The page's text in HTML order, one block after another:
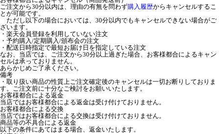
ご注文から30分以内は、理由の有無を問わず購入履歴からキャンセルするこ
とが可能です。
ただし以下の場合においては、30分以内でもキャンセルできない場合がご
ざいます。
・楽天会員登録を利用していない注文
・予約購入/定期購入/頒布会の注文
・配送日時指定で最短お届け日を指定している注文
なお、当店では、ご注文から30分以上過ぎた場合、お客様都合によるキャン
セルは承っておりません。
あらかじめご了承ください。
備考
・取り扱い商品の性質上ご注文確定後のキャンセルは一切お断りしておりま
す。ご注文前に十分なご検討をお願いいたします。
お客様都合による返金
当店ではお客様都合による返金は受け付けておりません。
お客様都合による交換
当店ではお客様都合による交換は受け付けておりません。
商品等の不具合による返金
以下の条件にあてはまる場合、返金いたします。